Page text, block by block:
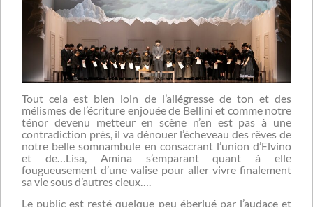
Tout cela est bien loin de l’allégresse de ton et des
mélismes de l’écriture enjouée de Bellini et comme notre
ténor devenu metteur en scène n’en est pas à une
contradiction près, il va dénouer l’écheveau des rêves de
notre belle somnambule en consacrant l’union d’Elvino
et de…Lisa, Amina s’emparant quant à elle
fougueusement d’une valise pour aller vivre finalement
sa vie sous d’autres cieux….
Le public est resté quelque peu éberlué par l’audace et